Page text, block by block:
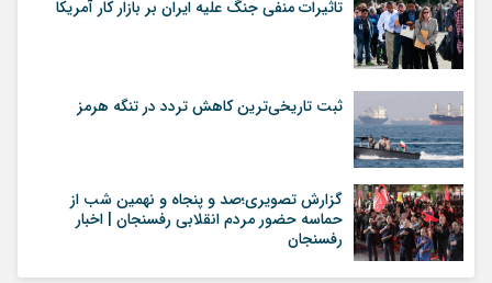
تاثیرات منفی جنگ علیه ایران بر بازار کار آمریکا
ثبت تاریخی‌ترین کاهش تردد در تنگه هرمز
گزارش تصویری؛صد و پنجاه و نهمین شب از
حماسه حضور مردم انقلابی رفسنجان | اخبار
رفسنجان